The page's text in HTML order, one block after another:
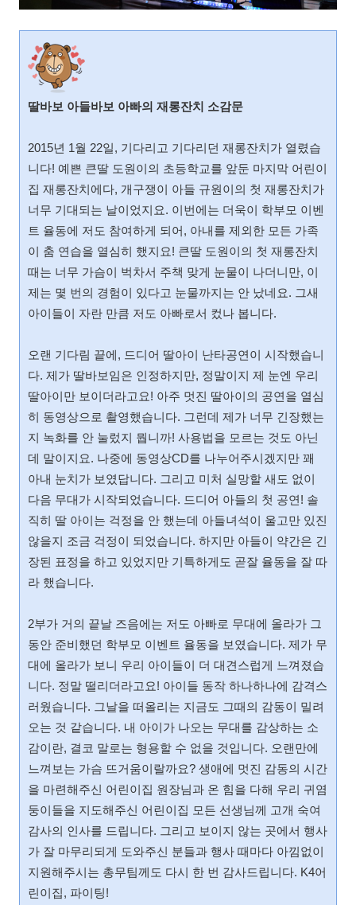
딸바보 아들바보 아빠의 재롱잔치 소감문
2015년 1월 22일, 기다리고 기다리던 재롱잔치가 열렸습
니다! 예쁜 큰딸 도원이의 초등학교를 앞둔 마지막 어린이
집 재롱잔치에다, 개구쟁이 아들 규원이의 첫 재롱잔치가
너무 기대되는 날이었지요. 이번에는 더욱이 학부모 이벤
트 율동에 저도 참여하게 되어, 아내를 제외한 모든 가족
이 춤 연습을 열심히 했지요! 큰딸 도원이의 첫 재롱잔치
때는 너무 가슴이 벅차서 주책 맞게 눈물이 나더니만, 이
제는 몇 번의 경험이 있다고 눈물까지는 안 났네요. 그새
아이들이 자란 만큼 저도 아빠로서 컸나 봅니다.
오랜 기다림 끝에, 드디어 딸아이 난타공연이 시작했습니
다. 제가 딸바보임은 인정하지만, 정말이지 제 눈엔 우리
딸아이만 보이더라고요! 아주 멋진 딸아이의 공연을 열심
히 동영상으로 촬영했습니다. 그런데 제가 너무 긴장했는
지 녹화를 안 눌렀지 뭡니까! 사용법을 모르는 것도 아닌
데 말이지요. 나중에 동영상CD를 나누어주시겠지만 꽤
아내 눈치가 보였답니다. 그리고 미처 실망할 새도 없이
다음 무대가 시작되었습니다. 드디어 아들의 첫 공연! 솔
직히 딸 아이는 걱정을 안 했는데 아들녀석이 울고만 있진
않을지 조금 걱정이 되었습니다. 하지만 아들이 약간은 긴
장된 표정을 하고 있었지만 기특하게도 곧잘 율동을 잘 따
라 했습니다.
2부가 거의 끝날 즈음에는 저도 아빠로 무대에 올라가 그
동안 준비했던 학부모 이벤트 율동을 보였습니다. 제가 무
대에 올라가 보니 우리 아이들이 더 대견스럽게 느껴졌습
니다. 정말 떨리더라고요! 아이들 동작 하나하나에 감격스
러웠습니다. 그날을 떠올리는 지금도 그때의 감동이 밀려
오는 것 같습니다. 내 아이가 나오는 무대를 감상하는 소
감이란, 결코 말로는 형용할 수 없을 것입니다. 오랜만에
느껴보는 가슴 뜨거움이랄까요? 생애에 멋진 감동의 시간
을 마련해주신 어린이집 원장님과 온 힘을 다해 우리 귀염
둥이들을 지도해주신 어린이집 모든 선생님께 고개 숙여
감사의 인사를 드립니다. 그리고 보이지 않는 곳에서 행사
가 잘 마무리되게 도와주신 분들과 행사 때마다 아낌없이
지원해주시는 총무팀께도 다시 한 번 감사드립니다. K4어
린이집, 파이팅!